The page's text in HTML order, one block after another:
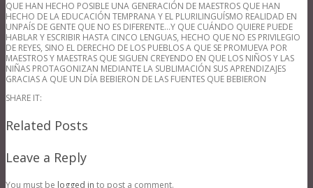
QUE HAN HECHO POSIBLE UNA GENERACIÓN DE MAESTROS QUE HAN
HECHO DE LA EDUCACIÓN TEMPRANA Y EL PLURILINGUÍSMO REALIDAD EN
UNPAÍS DE GENTE QUE NO ES DIFERENTE…Y QUE CUÁNDO QUIERE PUEDE
HABLAR Y ESCRIBIR HASTA CINCO LENGUAS, HECHO QUE NO ES PRIVILEGIO
DE REYES, SINO EL DERECHO DE LOS PUEBLOS A QUE SE PROMUEVA POR
MAESTROS Y MAESTRAS QUE SIGUEN CREYENDO EN QUE LOS NIÑOS Y LAS
NIÑAS PROTAGONIZAN MEDIANTE LA SUBLIMACIÓN SUS APRENDIZAJES
GRACIAS A QUE UN DÍA BEBIERON DE LAS FUENTES QUE BEBIERON
SHARE IT:
Related Posts
Leave a Reply
You must be logged in to post a comment.